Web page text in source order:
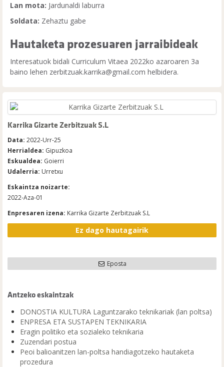
Lan mota: Jardunaldi laburra
Soldata: Zehaztu gabe
Hautaketa prozesuaren jarraibideak
Interesatuok bidali Curriculum Vitaea 2022ko azaroaren 3a
baino lehen zerbitzuak.karrika@gmail.com helbidera.
Karrika Gizarte Zerbitzuak S.L
Data: 2022-Urr-25
Herrialdea: Gipuzkoa
Eskualdea: Goierri
Udalerria: Urretxu
Eskaintza noizarte:
2022-Aza-01
Enpresaren izena: Karrika Gizarte Zerbitzuak S.L
Ez dago hautagairik
Eposta
Antzeko eskaintzak
DONOSTIA KULTURA Laguntzarako teknikariak (lan poltsa)
ENPRESA ETA SUSTAPEN TEKNIKARIA
Eragin politiko eta sozialeko teknikaria
Zuzendari postua
Peoi balioanitzen lan-poltsa handiagotzeko hautaketa
prozedura